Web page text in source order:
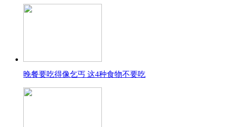
晚餐要吃得像乞丐 这4种食物不要吃